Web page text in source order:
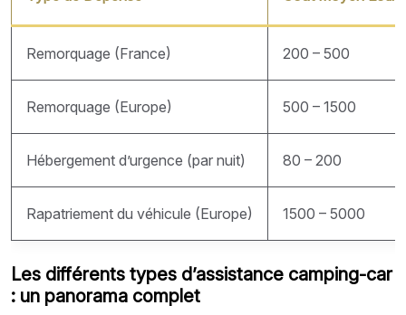
Remorquage (France) 200 – 500
Remorquage (Europe) 500 – 1500
Hébergement d’urgence (par nuit) 80 – 200
Rapatriement du véhicule (Europe) 1500 – 5000
Les différents types d’assistance camping-car
: un panorama complet